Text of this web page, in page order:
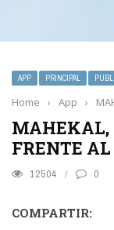
APP PRINCIPAL
Home › App ›
MAHEKAL,
FRENTE
12504 0
COMPARTIR: